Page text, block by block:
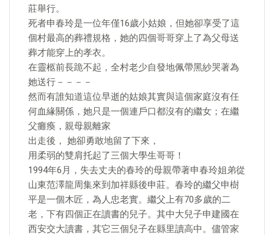
莊舉行。
死者申春玲是一位年僅16歲小姑娘，但她卻享受了這
個村最高的葬禮規格，她的四個哥哥穿上了為父母送
葬才能穿上的孝衣。
在靈柩前長跪不起，全村老少自發地佩帶黑紗哭著為
她送行－－－－
然而有誰知道這位早逝的姑娘其實與這個家庭沒有任
何血緣關係，她只是一個連戶口都沒有的繼女；在繼
父癱瘓，親母親離家
出走後， 她卻勇敢地留了下來，
用柔弱的雙肩托起了三個大學生哥哥！
1994年6月，失去丈夫的春玲的母親帶著申春玲姐弟從
山東范澤龍周集來到加祥縣後申莊。春玲的繼父申樹
平是一個木匠，為人忠老實。繼父上有70多歲的二
老，下有四個正在讀書的兒子。其中大兒子申建國在
西安交大讀書，其它三個兒子在縣里讀高中。儘管家